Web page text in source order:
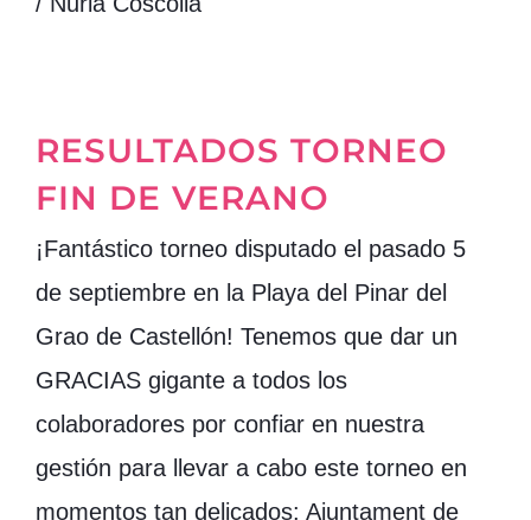
RESULTADOS TORNEO
FIN DE VERANO
¡Fantástico torneo disputado el pasado 5
de septiembre en la Playa del Pinar del
Grao de Castellón! Tenemos que dar un
GRACIAS gigante a todos los
colaboradores por confiar en nuestra
gestión para llevar a cabo este torneo en
momentos tan delicados: Ajuntament de